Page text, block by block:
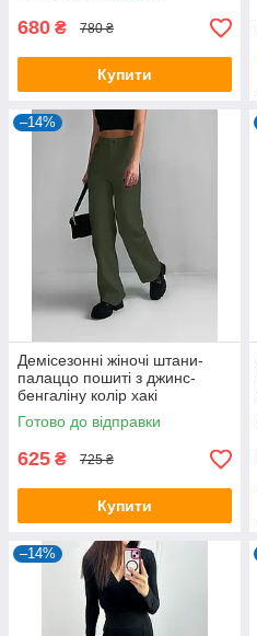
680 ₴ 780 ₴
Купити
–14%
Демісезонні жіночі штани-
палаццо пошиті з джинс-
бенгаліну колір хакі
Готово до відправки
625 ₴ 725 ₴
Купити
–14%